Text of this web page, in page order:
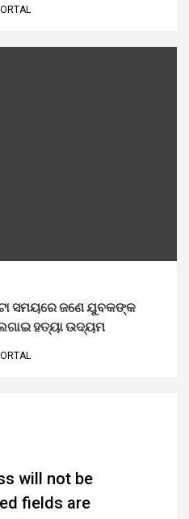
ସମୟରେ ଜଣେ ଯୁବକଙ୍କ
ହତ୍ୟା ଉଦ୍ୟମ
will not be
fields are